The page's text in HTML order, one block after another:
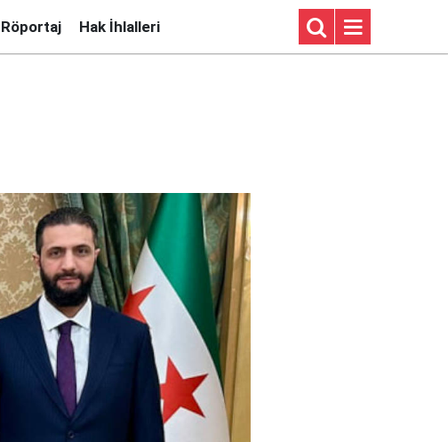
Röportaj Hak İhlalleri